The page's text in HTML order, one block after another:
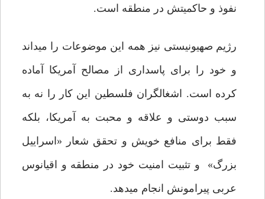
نفوذ و حاکمیتش در منطقه است.
رژیم صهیونیستی نیز همه‏ این موضوعات را می‏داند
و خود را برای پاسداری از مصالح آمریکا آماده
کرده است. اشغالگران فلسطین این کار را نه به
سبب دوستی و علاقه و محبت به آمریکا، بلکه
فقط برای منافع خویش و تحقق شعار «اسراییل
بزرگ» و تثبیت امنیت خود در منطقه و اقیانوس
عربی پیرامونش انجام می‏دهد.